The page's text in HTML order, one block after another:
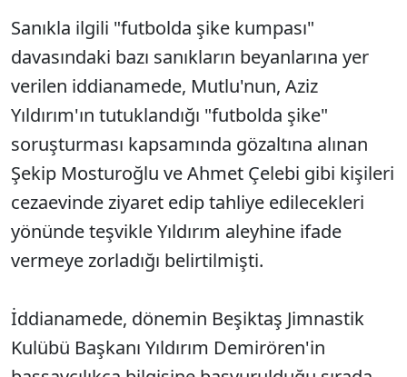
Sanıkla ilgili "futbolda şike kumpası"
davasındaki bazı sanıkların beyanlarına yer
verilen iddianamede, Mutlu'nun, Aziz
Yıldırım'ın tutuklandığı "futbolda şike"
soruşturması kapsamında gözaltına alınan
Şekip Mosturoğlu ve Ahmet Çelebi gibi kişileri
cezaevinde ziyaret edip tahliye edilecekleri
yönünde teşvikle Yıldırım aleyhine ifade
vermeye zorladığı belirtilmişti.
İddianamede, dönemin Beşiktaş Jimnastik
Kulübü Başkanı Yıldırım Demirören'in